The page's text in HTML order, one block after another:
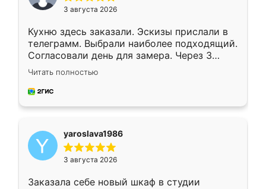
3 августа 2026
Кухню здесь заказали. Эскизы прислали в
телеграмм. Выбрали наиболее подходящий.
Согласовали день для замера. Через 3
недели кухня была уже готова. Остались
довольны работой. Спасибо Ренессанс
мебель за качественную работу!
Читать полностью
yaroslava1986
3 августа 2026
Заказала себе новый шкаф в студии